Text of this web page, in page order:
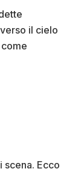
il cielo
scena. Ecco